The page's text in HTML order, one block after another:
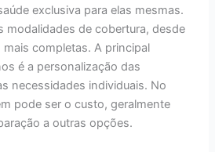
exclusiva para elas mesmas.
modalidades de cobertura, desde
completas. A principal
é a personalização das
necessidades individuais. No
pode ser o custo, geralmente
a outras opções.